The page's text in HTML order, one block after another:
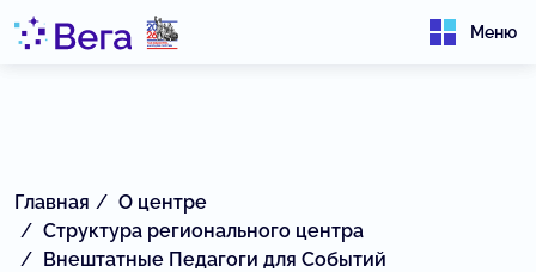
Меню
Главная
О центре
Структура регионального центра
Внештатные Педагоги для Событий